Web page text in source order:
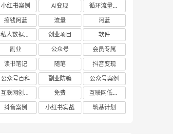
小红书案例
AI变现
循环流量实验室
搞钱阿蓝
流量
阿蓝
私人数据库项目
创业项目
软件
副业
公众号
会员专属
读书笔记
随笔
抖音变现
公众号百科
副业防骗
公众号案例
互联网创业项目
免费
互联网低成本创业项目
抖音案例
小红书实战 筑基计划